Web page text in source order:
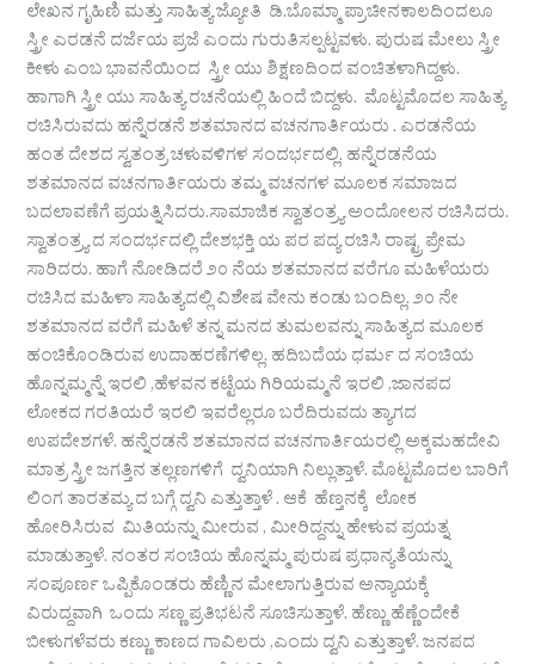
ಲೇಖನ ಗೃಹಿಣಿ ಮತ್ತು ಸಾಹಿತ್ಯ ಜ್ಯೋತಿ ಡಿ.ಬೊಮ್ಮಾ ಪ್ರಾಚೀನಕಾಲದಿಂದಲೂ
ಸ್ತ್ರೀ ಎರಡನೆ ದರ್ಜೆಯ ಪ್ರಜೆ ಎಂದು ಗುರುತಿಸಲ್ಪಟ್ಟವಳು. ಪುರುಷ ಮೇಲು ಸ್ತ್ರೀ
ಕೀಳು ಎಂಬ ಭಾವನೆಯಿಂದ ಸ್ತ್ರೀ ಯು ಶಿಕ್ಷಣದಿಂದ ವಂಚಿತಳಾಗಿದ್ದಳು.
ಹಾಗಾಗಿ ಸ್ತ್ರೀ ಯು ಸಾಹಿತ್ಯ ರಚನೆಯಲ್ಲಿ ಹಿಂದೆ ಬಿದ್ದಳು. ಮೊಟ್ಟಮೊದಲ ಸಾಹಿತ್ಯ
ರಚಿಸಿರುವದು ಹನ್ನೆರಡನೆ ಶತಮಾನದ ವಚನಗಾರ್ತಿಯರು . ಎರಡನೆಯ
ಹಂತ ದೇಶದ ಸ್ವತಂತ್ರ ಚಳುವಳಿಗಳ ಸಂದರ್ಭದಲ್ಲಿ. ಹನ್ನೆರಡನೆಯ
ಶತಮಾನದ ವಚನಗಾರ್ತಿಯರು ತಮ್ಮ ವಚನಗಳ ಮೂಲಕ ಸಮಾಜದ
ಬದಲಾವಣೆಗೆ ಪ್ರಯತ್ನಿಸಿದರು.ಸಾಮಾಜಿಕ ಸ್ವಾತಂತ್ರ್ಯ ಅಂದೋಲನ ರಚಿಸಿದರು.
ಸ್ವಾತಂತ್ರ್ಯ ದ ಸಂದರ್ಭದಲ್ಲಿ ದೇಶಭಕ್ತಿ ಯ ಪರ ಪದ್ಯ ರಚಿಸಿ ರಾಷ್ಟ್ರ ಪ್ರೇಮ
ಸಾರಿದರು. ಹಾಗೆ ನೋಡಿದರೆ ೨೦ ನೆಯ ಶತಮಾನದ ವರೆಗೂ ಮಹಿಳೆಯರು
ರಚಿಸಿದ ಮಹಿಳಾ ಸಾಹಿತ್ಯದಲ್ಲಿ ವಿಶೇಷ ವೇನು ಕಂಡು ಬಂದಿಲ್ಲ. ೨೦ ನೇ
ಶತಮಾನದ ವರೆಗೆ ಮಹಿಳೆ ತನ್ನ ಮನದ ತುಮಲವನ್ನು ಸಾಹಿತ್ಯದ ಮೂಲಕ
ಹಂಚಿಕೊಂಡಿರುವ ಉದಾಹರಣೆಗಳಿಲ್ಲ. ಹದಿಬದೆಯ ಧರ್ಮ ದ ಸಂಚಿಯ
ಹೊನ್ನಮ್ಮನ್ನೆ ಇರಲಿ ,ಹೆಳವನ ಕಟ್ಟೆಯ ಗಿರಿಯಮ್ಮನೆ ಇರಲಿ ,ಜಾನಪದ
ಲೋಕದ ಗರತಿಯರೆ ಇರಲಿ ಇವರೆಲ್ಲರೂ ಬರೆದಿರುವದು ತ್ಯಾಗದ
ಉಪದೇಶಗಳೆ. ಹನ್ನೆರಡನೆ ಶತಮಾನದ ವಚನಗಾರ್ತಿಯರಲ್ಲಿ ಅಕ್ಕಮಹದೇವಿ
ಮಾತ್ರ ಸ್ತ್ರೀ ಜಗತ್ತಿನ ತಲ್ಲಣಗಳಿಗೆ ದ್ವನಿಯಾಗಿ ನಿಲ್ಲುತ್ತಾಳೆ. ಮೊಟ್ಟಮೊದಲ ಬಾರಿಗೆ
ಲಿಂಗ ತಾರತಮ್ಯ ದ ಬಗ್ಗೆ ದ್ವನಿ ಎತ್ತುತ್ತಾಳೆ . ಆಕೆ ಹೆಣ್ತನಕ್ಕೆ ಲೋಕ
ಹೋರಿಸಿರುವ ಮಿತಿಯನ್ನು ಮೀರುವ , ಮೀರಿದ್ದನ್ನು ಹೇಳುವ ಪ್ರಯತ್ನ
ಮಾಡುತ್ತಾಳೆ. ನಂತರ ಸಂಚಿಯ ಹೊನ್ನಮ್ಮ ಪುರುಷ ಪ್ರಧಾನ್ಯತೆಯನ್ನು
ಸಂಪೂರ್ಣ ಒಪ್ಪಿಕೊಂಡರು ಹೆಣ್ಣಿನ ಮೇಲಾಗುತ್ತಿರುವ ಅನ್ಯಾಯಕ್ಕೆ
ವಿರುದ್ದವಾಗಿ ಒಂದು ಸಣ್ಣ ಪ್ರತಿಭಟನೆ ಸೂಚಿಸುತ್ತಾಳೆ. ಹೆಣ್ಣು ಹೆಣ್ಣೆಂದೇಕೆ
ಬೀಳುಗಳೆವರು ಕಣ್ಣು ಕಾಣದ ಗಾವಿಲರು ,ಎಂದು ದ್ವನಿ ಎತ್ತುತ್ತಾಳೆ. ಜನಪದ